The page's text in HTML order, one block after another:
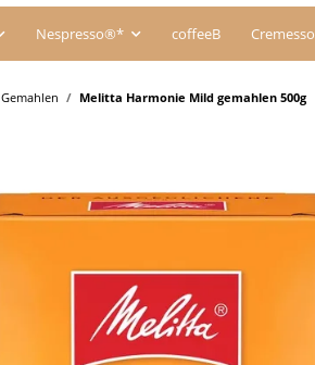
Nespresso®* coffeeB Cremesso
Gemahlen Melitta Harmonie Mild gemahlen 500g